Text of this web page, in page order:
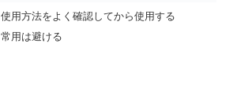
使用方法をよく確認してから使用する
常用は避ける